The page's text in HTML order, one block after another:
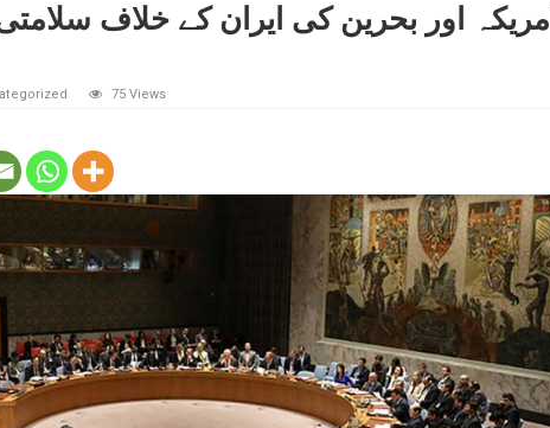
امریکہ اور بحرین کی ایران کے خلاف
75 Views